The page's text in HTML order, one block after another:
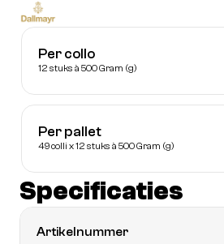
Per collo
12 stuks à 500 Gram (g)
Per pallet
49 colli x 12 stuks à 500 Gram (g)
Specificaties
Artikelnummer